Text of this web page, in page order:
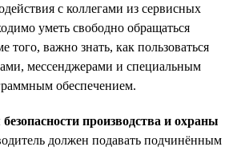
с коллегами из сервисных
уметь свободно обращаться
того, важно знать, как пользоваться
мессенджерами и специальным
обеспечением.
производства и охраны
должен подавать подчинённым